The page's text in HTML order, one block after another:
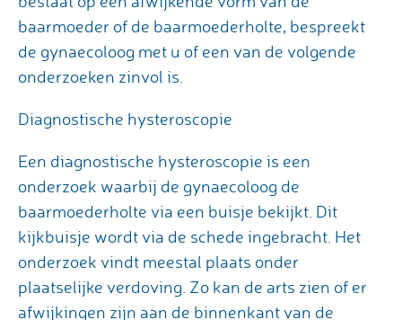
baarmoeder of de baarmoederholte, bespreekt
de gynaecoloog met u of een van de volgende
onderzoeken zinvol is.
Diagnostische hysteroscopie
Een diagnostische hysteroscopie is een
onderzoek waarbij de gynaecoloog de
baarmoederholte via een buisje bekijkt. Dit
kijkbuisje wordt via de schede ingebracht. Het
onderzoek vindt meestal plaats onder
plaatselijke verdoving. Zo kan de arts zien of er
afwijkingen zijn aan de binnenkant van de